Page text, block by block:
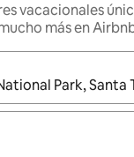
vacacionales
más en
estén